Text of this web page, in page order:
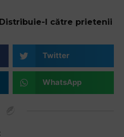
l către prietenii
Twitter
WhatsApp